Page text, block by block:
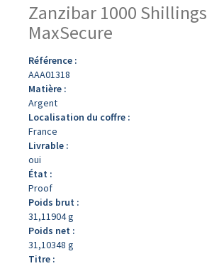
Zanzibar 1000 Shillings
MaxSecure
Référence :
AAA01318
Matière :
Argent
Localisation du coffre :
France
Livrable :
oui
État :
Proof
Poids brut :
31,11904 g
Poids net :
31,10348 g
Titre :